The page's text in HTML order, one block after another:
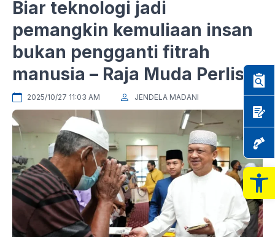
Biar teknologi jadi
pemangkin kemuliaan insan
bukan pengganti fitrah
manusia – Raja Muda Perlis
2025/10/27 11:03 AM JENDELA MADANI